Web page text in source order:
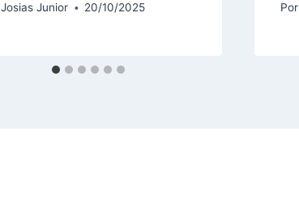
Josias Junior 20/10/2025 Por